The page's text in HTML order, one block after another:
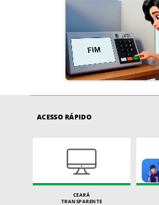
ACESSO RÁPIDO
CEARÁ
TRANSPARENTE